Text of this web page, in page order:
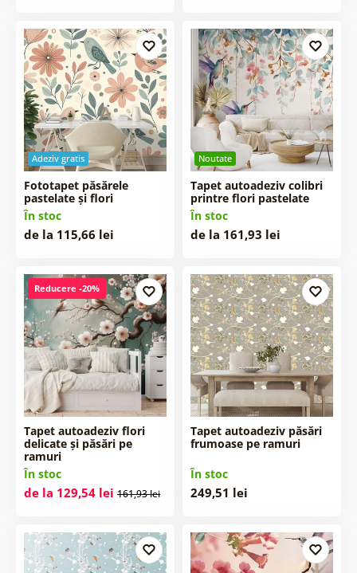
Adeziv gratis
Fototapet păsărele
pastelate și flori
În stoc
de la 115,66 lei
Noutate
Tapet autoadeziv colibri
printre flori pastelate
În stoc
de la 161,93 lei
Reducere -20%
Tapet autoadeziv flori
delicate și păsări pe
ramuri
În stoc
de la 129,54 lei 161,93 lei
Tapet autoadeziv păsări
frumoase pe ramuri
În stoc
249,51 lei